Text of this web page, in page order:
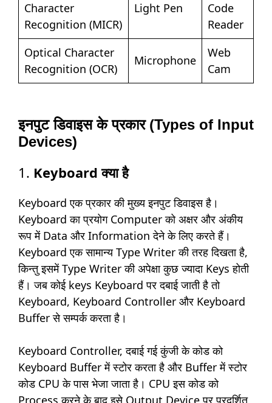
Character
Recognition (MICR)
Light Pen
Code
Reader
Optical Character
Recognition (OCR)
Microphone
Web
Cam
इनपुट डिवाइस के प्रकार (Types of Input
Devices)
1. Keyboard क्या है
Keyboard एक प्रकार की मुख्य इनपुट डिवाइस है।
Keyboard का प्रयोग Computer को अक्षर और अंकीय
रूप में Data और Information देने के लिए करते हैं।
Keyboard एक सामान्य Type Writer की तरह दिखता है,
किन्तु इसमें Type Writer की अपेक्षा कुछ ज्यादा Keys होती
हैं। जब कोई keys Keyboard पर दबाई जाती है तो
Keyboard, Keyboard Controller और Keyboard
Buffer से सम्पर्क करता है।
Keyboard Controller, दबाई गई कुंजी के कोड को
Keyboard Buffer में स्टोर करता है और Buffer में स्टोर
कोड CPU के पास भेजा जाता है। CPU इस कोड को